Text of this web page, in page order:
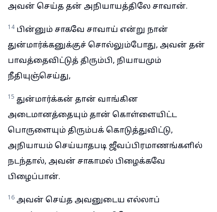
அவன் செய்த தன் அநியாயத்திலே சாவான்.
14 பின்னும் சாகவே சாவாய் என்று நான்
துன்மார்க்கனுக்குச் சொல்லும்போது, அவன் தன்
பாவத்தைவிட்டுத் திரும்பி, நியாயமும்
நீதியுஞ்செய்து,
15 துன்மார்க்கன் தான் வாங்கின
அடைமானத்தையும் தான் கொள்ளையிட்ட
பொருளையும் திரும்பக் கொடுத்துவிட்டு,
அநியாயம் செய்யாதபடி ஜீவப்பிரமாணங்களில்
நடந்தால், அவன் சாகாமல் பிழைக்கவே
பிழைப்பான்.
16 அவன் செய்த அவனுடைய எல்லாப்